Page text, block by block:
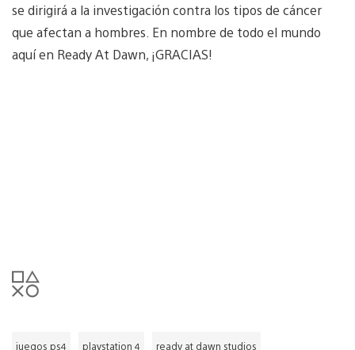
se dirigirá a la investigación contra los tipos de cáncer
que afectan a hombres. En nombre de todo el mundo
aquí en Ready At Dawn, ¡GRACIAS!
juegos ps4 playstation 4 ready at dawn studios